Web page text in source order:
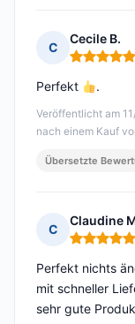
C
Cecile B.
Hinweis: 5
Veröffentlicht am
nach einem Kauf
Perfekt .
Übersetzte
C
Claudine
Hinweis: 5
Perfekt nichts
mit schneller
sehr gute